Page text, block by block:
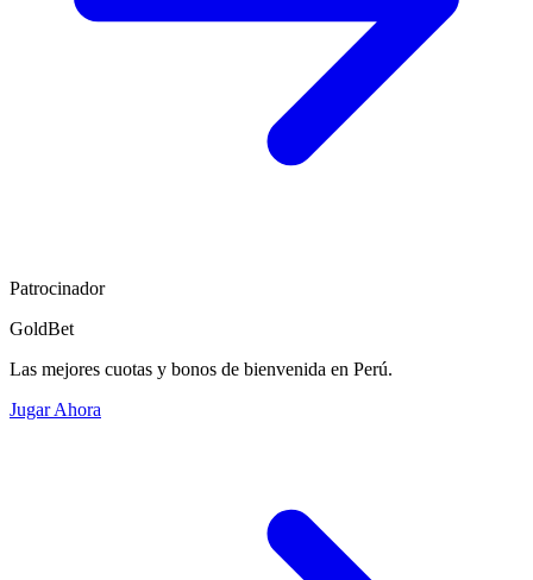
Patrocinador
GoldBet
Las mejores cuotas y bonos de bienvenida en Perú.
Jugar Ahora